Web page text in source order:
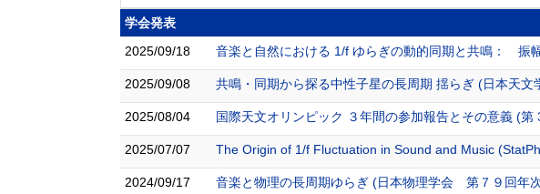
学会発表
2025/09/18
音楽と自然における 1/f ゆらぎの動的同期と共鳴：
2025/09/08 共鳴・同期から探る中性子星の長周期 揺らぎ (日本天
2025/08/04 国際天文オリンピック ３年間の参加報告とその意義 (
2025/07/07 The Origin of 1/f Fluctuation in Sound and Music
2024/09/17 音楽と物理の長周期ゆらぎ (日本物理学会 第７９回年